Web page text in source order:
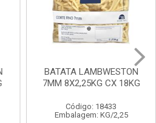
BATATA LAMBWESTON
7MM 8X2,25KG CX 18KG
Código: 18433
Embalagem: KG/2,25